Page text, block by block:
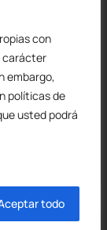
con
carácter
embargo,
políticas de
usted podrá
todo
(Madrid,
reservados